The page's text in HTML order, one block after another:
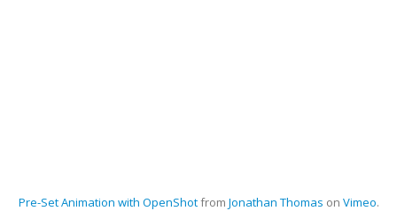
Pre-Set Animation with OpenShotfrom Jonathan Thomas on Vimeo.